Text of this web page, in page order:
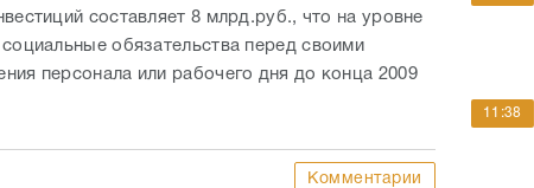
составляет 8 млрд.руб., что на уровне
обязательства перед своими
персонала или рабочего дня до конца 2009
Комментарии
11:38